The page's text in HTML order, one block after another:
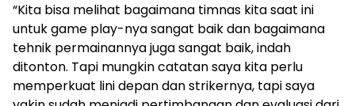
“Kita bisa melihat bagaimana timnas kita saat ini
untuk game play-nya sangat baik dan bagaimana
tehnik permainannya juga sangat baik, indah
ditonton. Tapi mungkin catatan saya kita perlu
memperkuat lini depan dan strikernya, tapi saya